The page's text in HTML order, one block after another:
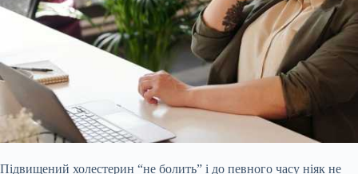
Підвищений холестерин “не болить” і до певного часу ніяк не